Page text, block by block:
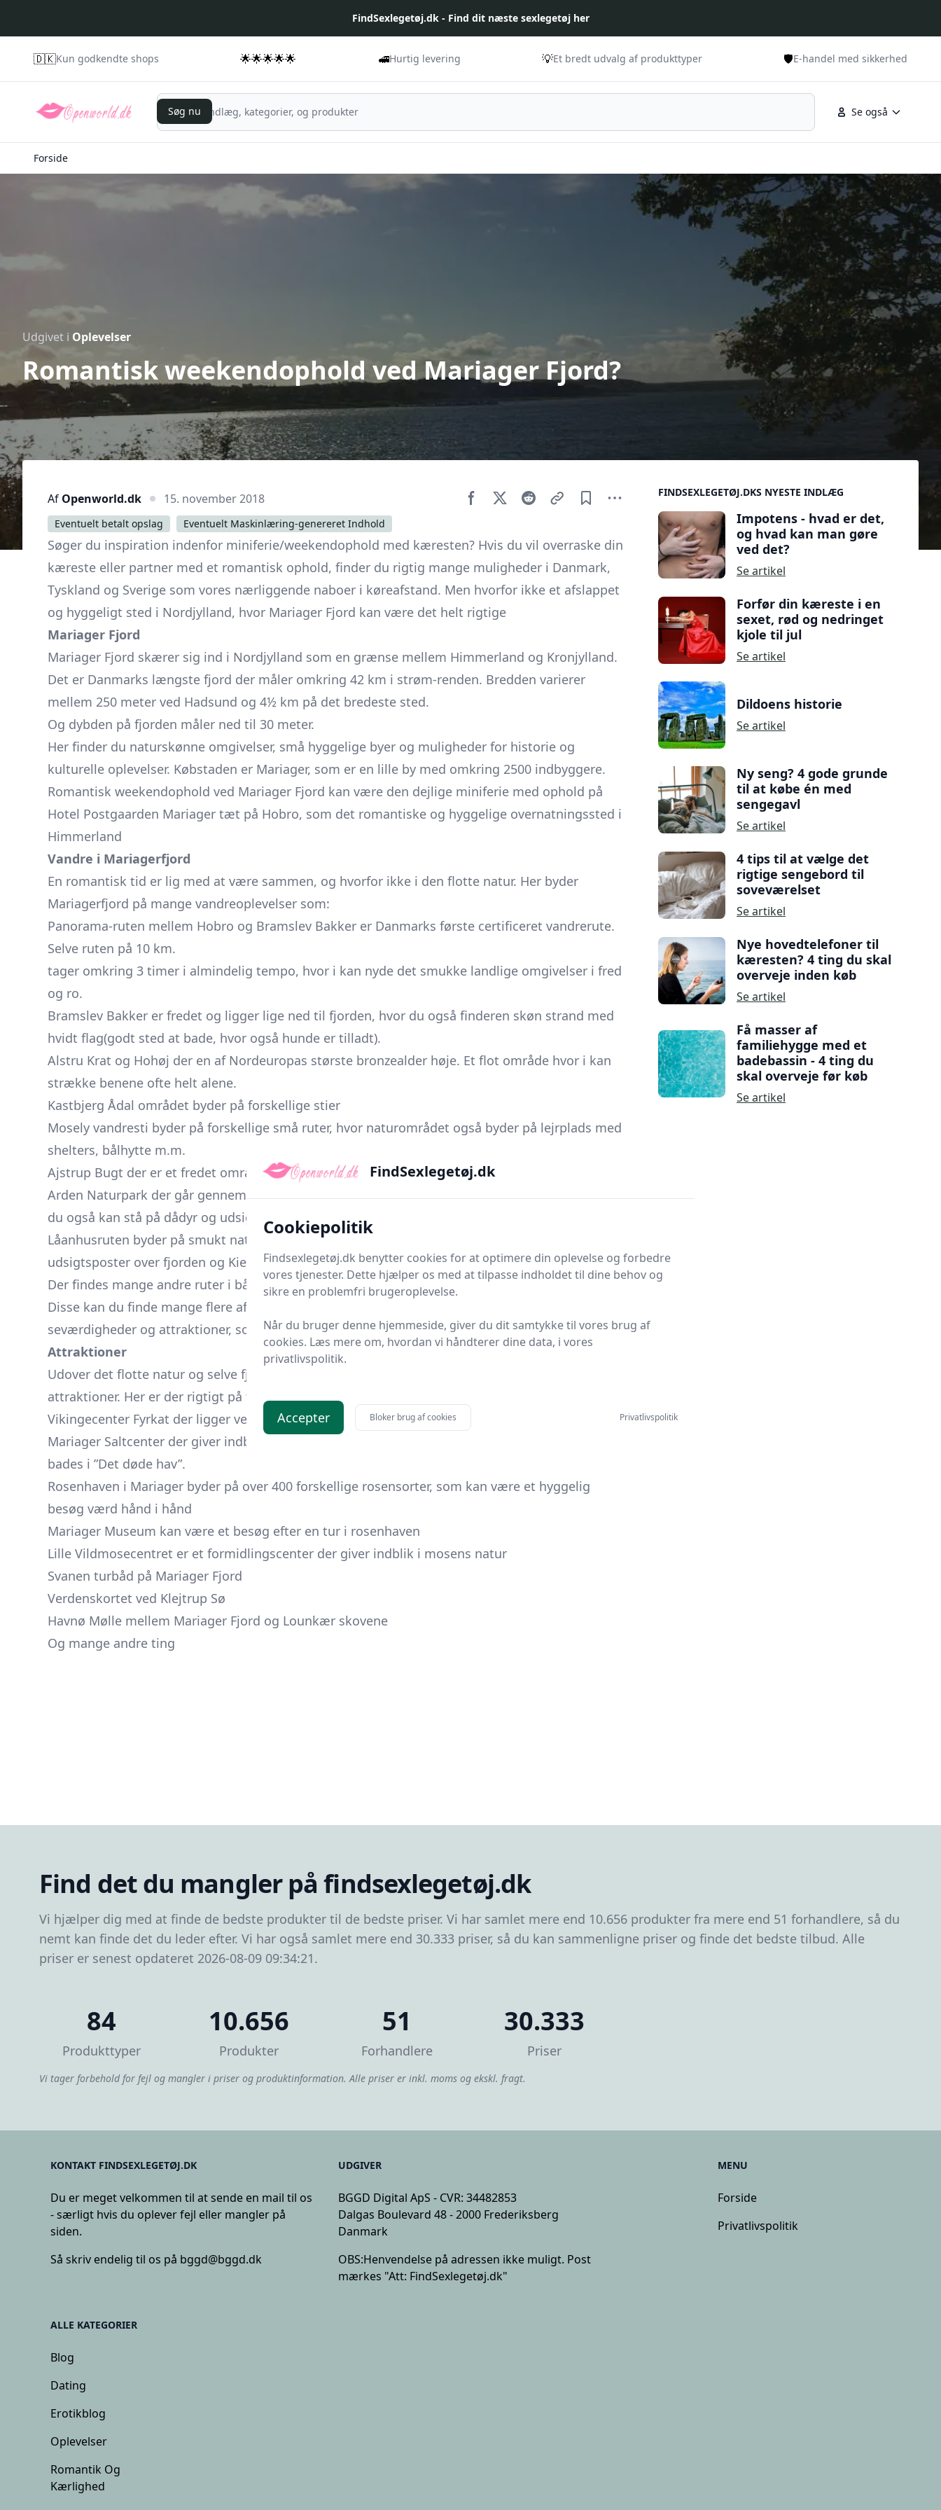
FindSexlegetøj.dk - Find dit næste sexlegetøj her
🇩🇰Kun godkendte shops 🌟🌟🌟🌟🌟 🚅Hurtig levering 💡Et bredt udvalg af produkttyper 🛡️E-handel med sikkerhed
Se også
Søg nu
Søg nu
Forside
Udgivet i Oplevelser
Romantisk weekendophold ved Mariager Fjord?
Af Openworld.dk 15. november 2018
Eventuelt betalt opslag Eventuelt Maskinlæring-genereret Indhold
Søger du inspiration indenfor miniferie/weekendophold med kæresten? Hvis du vil overraske din
kæreste eller partner med et romantisk ophold, finder du rigtig mange muligheder i Danmark,
Tyskland og Sverige som vores nærliggende naboer i køreafstand. Men hvorfor ikke et afslappet
og hyggeligt sted i Nordjylland, hvor Mariager Fjord kan være det helt rigtige
Mariager Fjord
Mariager Fjord skærer sig ind i Nordjylland som en grænse mellem Himmerland og Kronjylland.
Det er Danmarks længste fjord der måler omkring 42 km i strøm-renden. Bredden varierer
mellem 250 meter ved Hadsund og 4½ km på det bredeste sted.
Og dybden på fjorden måler ned til 30 meter.
Her finder du naturskønne omgivelser, små hyggelige byer og muligheder for historie og
kulturelle oplevelser. Købstaden er Mariager, som er en lille by med omkring 2500 indbyggere.
Romantisk weekendophold ved Mariager Fjord kan være den dejlige miniferie med ophold på
Hotel Postgaarden Mariager tæt på Hobro, som det romantiske og hyggelige overnatningssted i
Himmerland
Vandre i Mariagerfjord
En romantisk tid er lig med at være sammen, og hvorfor ikke i den flotte natur. Her byder
Mariagerfjord på mange vandreoplevelser som:
Panorama-ruten mellem Hobro og Bramslev Bakker er Danmarks første certificeret vandrerute.
Selve ruten på 10 km.
tager omkring 3 timer i almindelig tempo, hvor i kan nyde det smukke landlige omgivelser i fred
og ro.
Bramslev Bakker er fredet og ligger lige ned til fjorden, hvor du også finderen skøn strand med
hvidt flag(godt sted at bade, hvor også hunde er tilladt).
Alstru Krat og Hohøj der en af Nordeuropas største bronzealder høje. Et flot område hvor i kan
strække benene ofte helt alene.
Kastbjerg Ådal området byder på forskellige stier
Mosely vandresti byder på forskellige små ruter, hvor naturområdet også byder på lejrplads med
shelters, bålhytte m.m.
Ajstrup Bugt der er et fredet område, hvor du finder fortidsminder og et rig naturliv
Arden Naturpark der går gennem et gammelt højmoseområde med små søer og løvskov, hvor
du også kan stå på dådyr og udsigtsplatform
Låanhusruten byder på smukt natur gennem eng, hede og skov. Og selvfølgelig flotte
udsigtsposter over fjorden og Kielstrup sø
Der findes mange andre ruter i både de korte som lange versioner.
Disse kan du finde mange flere af på Mariager Turistbureau. Hvor du også finder oplysninger
seværdigheder og attraktioner, som området også byder på
Attraktioner
Udover det flotte natur og selve fjorden, finder du også mange sjove eller spændende
attraktioner. Her er der rigtigt på ting både for de små som store, hvor i kan opleve ting som:
Vikingecenter Fyrkat der ligger vest for Hobro, hvor i kan få spændende oplevelser
Mariager Saltcenter der giver indblik i saltets historie og besøg i saltminen hvor der også kan
bades i ”Det døde hav”.
Rosenhaven i Mariager byder på over 400 forskellige rosensorter, som kan være et hyggelig
besøg værd hånd i hånd
Mariager Museum kan være et besøg efter en tur i rosenhaven
Lille Vildmosecentret er et formidlingscenter der giver indblik i mosens natur
Svanen turbåd på Mariager Fjord
Verdenskortet ved Klejtrup Sø
Havnø Mølle mellem Mariager Fjord og Lounkær skovene
Og mange andre ting
Sidebar
FINDSEXLEGETØJ.DKS NYESTE INDLÆG
Impotens - hvad er det,
og hvad kan man gøre
ved det?
Se artikel
Forfør din kæreste i en
sexet, rød og nedringet
kjole til jul
Se artikel
Dildoens historie
Se artikel
Ny seng? 4 gode grunde
til at købe én med
sengegavl
Se artikel
4 tips til at vælge det
rigtige sengebord til
soveværelset
Se artikel
Nye hovedtelefoner til
kæresten? 4 ting du skal
overveje inden køb
Se artikel
Få masser af
familiehygge med et
badebassin - 4 ting du
skal overveje før køb
Se artikel
FindSexlegetøj.dk
Cookiepolitik
Findsexlegetøj.dk benytter cookies for at optimere din oplevelse og forbedre
vores tjenester. Dette hjælper os med at tilpasse indholdet til dine behov og
sikre en problemfri brugeroplevelse.
Når du bruger denne hjemmeside, giver du dit samtykke til vores brug af
cookies. Læs mere om, hvordan vi håndterer dine data, i vores
privatlivspolitik.
Accepter Bloker brug af cookies Privatlivspolitik
Find det du mangler på findsexlegetøj.dk
Vi hjælper dig med at finde de bedste produkter til de bedste priser. Vi har samlet mere end 10.656 produkter fra mere end 51 forhandlere, så du
nemt kan finde det du leder efter. Vi har også samlet mere end 30.333 priser, så du kan sammenligne priser og finde det bedste tilbud. Alle
priser er senest opdateret 2026-08-09 09:34:21.
84
Produkttyper
10.656
Produkter
51
Forhandlere
30.333
Priser
Vi tager forbehold for fejl og mangler i priser og produktinformation. Alle priser er inkl. moms og ekskl. fragt.
KONTAKT FINDSEXLEGETØJ.DK
Du er meget velkommen til at sende en mail til os
- særligt hvis du oplever fejl eller mangler på
siden.
Så skriv endelig til os på bggd@bggd.dk
UDGIVER
BGGD Digital ApS - CVR: 34482853
Dalgas Boulevard 48 - 2000 Frederiksberg
Danmark
OBS:Henvendelse på adressen ikke muligt. Post
mærkes "Att: FindSexlegetøj.dk"
MENU
Forside
Privatlivspolitik
ALLE KATEGORIER
Blog
Dating
Erotikblog
Oplevelser
Romantik Og
Kærlighed